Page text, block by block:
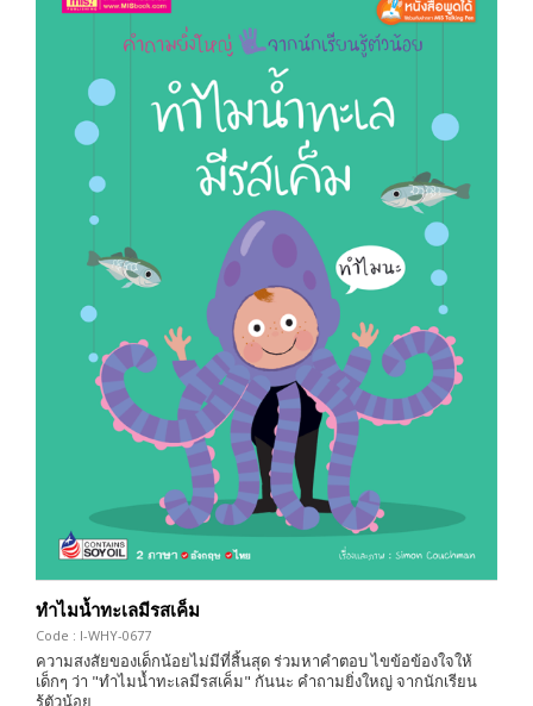
ทำไมน้ำทะเลมีรสเค็ม
Code : I-WHY-0677
ความสงสัยของเด็กน้อยไม่มีที่สิ้นสุด ร่วมหาคำตอบ ไขข้อข้องใจให้
เด็กๆ ว่า "ทำไมน้ำทะเลมีรสเค็ม" กันนะ คำถามยิ่งใหญ่ จากนักเรียน
รู้ตัวน้อย